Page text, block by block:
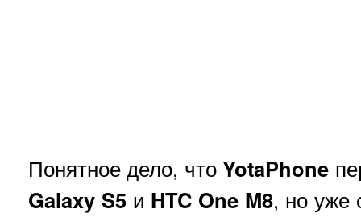
Понятное дело, чтоYotaPhone
Galaxy S5и HTC One M8, но уже